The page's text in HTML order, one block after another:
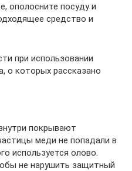
ополосните посуду и
средство и
при использовании
о которых рассказано
покрывают
меди не попадали в
используется олово.
не нарушить защитный